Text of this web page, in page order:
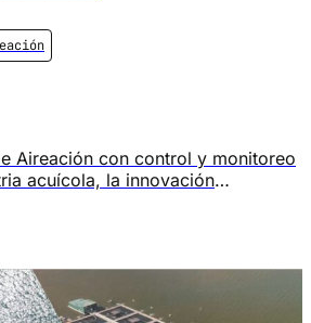
Aireación con control y monitoreo
acuícola, la innovación
de aireación para optimizar el
la tasa de mortalidad y la
[…]